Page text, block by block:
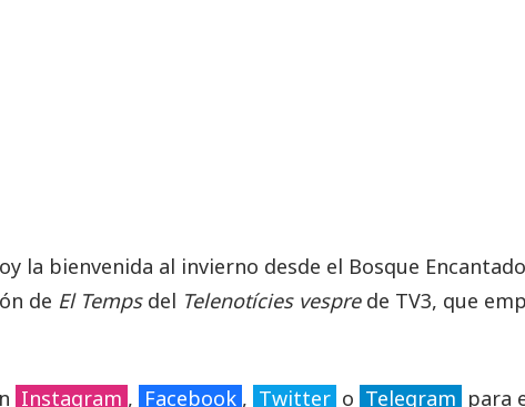
la bienvenida al invierno desde el Bosque
de El Tempsdel Telenotícies vesprede TV3, que
Instagram , Facebook , Twitter o Telegram para